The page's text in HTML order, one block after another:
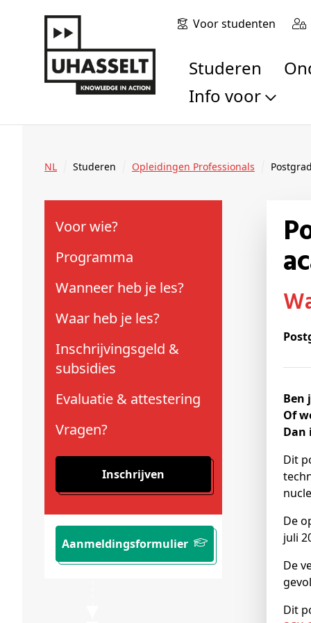
Voor studenten
Studeren
Info voor
Toekomstige
Onderzoekers
Scholen en
NL Studeren Opleidingen Professionals
Voor wie?
Programma
Wanneer heb je les?
Waar heb je les?
Inschrijvingsgeld &
subsidies
Evaluatie & attestering
Vragen?
Inschrijven
Aanmeldingsformulier
Postgraduaat Stralingsdeskundige
Ben
Of
Dan
Dit
De
juli
De
Dit